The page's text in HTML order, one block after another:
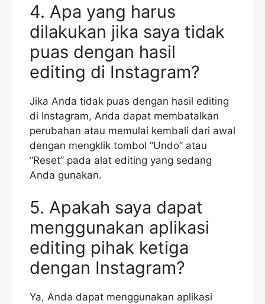
4. Apa yang harus
dilakukan jika saya tidak
puas dengan hasil
editing di Instagram?
Jika Anda tidak puas dengan hasil editing
di Instagram, Anda dapat membatalkan
perubahan atau memulai kembali dari awal
dengan mengklik tombol “Undo” atau
“Reset” pada alat editing yang sedang
Anda gunakan.
5. Apakah saya dapat
menggunakan aplikasi
editing pihak ketiga
dengan Instagram?
Ya, Anda dapat menggunakan aplikasi